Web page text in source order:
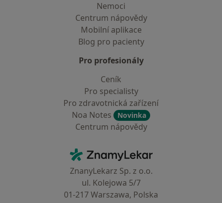
Nemoci
Centrum nápovědy
Mobilní aplikace
Blog pro pacienty
Pro profesionály
Ceník
Pro specialisty
Pro zdravotnická zařízení
Noa Notes
Novinka
Centrum nápovědy
ZnamyLekar - Hlavní stránka
ZnanyLekarz Sp. z o.o.
ul. Kolejowa 5/7
01-217 Warszawa, Polska